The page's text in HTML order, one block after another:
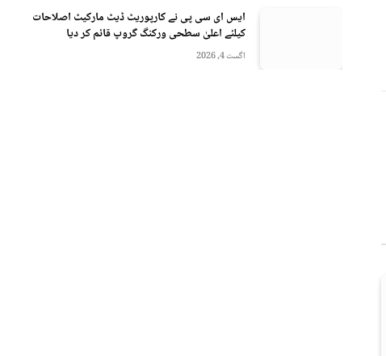
ایس ای سی پی نے کارپوریٹ ڈیٹ مارکیٹ اصلاحات
کیلئے اعلیٰ سطحی ورکنگ گروپ قائم کر دیا
اگست 4, 2026